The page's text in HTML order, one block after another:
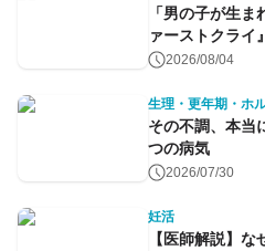
「男の子が生
ァーストクライ
命のコントロー
2026/08/04
生理・更年期・ホ
その不調、本
つの病気
2026/07/30
妊活
【医師解説】